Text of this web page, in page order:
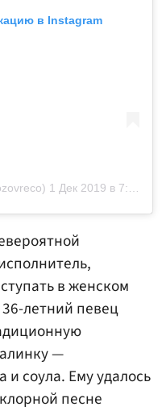
в Instagram
1 Дек 2019 в 7:39 PST
в женском
летний певец
—
соула. Ему удалось
песне